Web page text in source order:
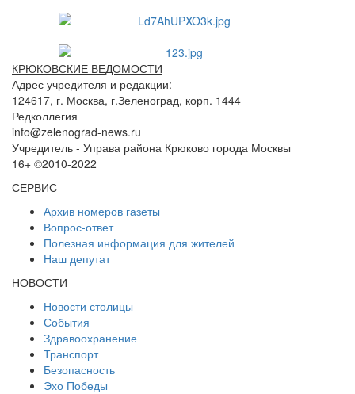
КРЮКОВСКИЕ ВЕДОМОСТИ
Адрес учредителя и редакции:
124617, г. Москва, г.Зеленоград, корп. 1444
Редколлегия
info@zelenograd-news.ru
Учредитель - Управа района Крюково города Москвы
16+ ©2010-2022
СЕРВИС
Архив номеров газеты
Вопрос-ответ
Полезная информация для жителей
Наш депутат
НОВОСТИ
Новости столицы
События
Здравоохранение
Транспорт
Безопасность
Эхо Победы